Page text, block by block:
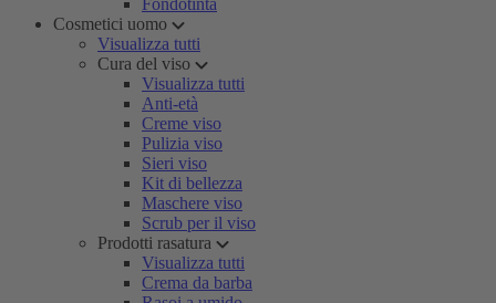
Fondotinta
Cosmetici uomo
Visualizza tutti
Cura del viso
Visualizza tutti
Anti-età
Creme viso
Pulizia viso
Sieri viso
Kit di bellezza
Maschere viso
Scrub per il viso
Prodotti rasatura
Visualizza tutti
Crema da barba